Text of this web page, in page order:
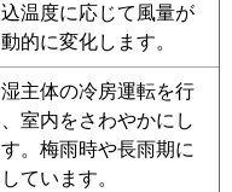
温度に応じて風量が
的に変化します。
主体の冷房運転を行
室内をさわやかにし
す。梅雨時や長雨期に
ています。